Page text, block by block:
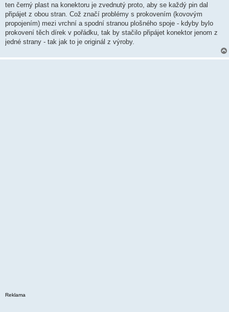
ten černý plast na konektoru je zvednutý proto, aby se každý pin dal
připájet z obou stran. Což značí problémy s prokovením (kovovým
propojením) mezi vrchní a spodní stranou plošného spoje - kdyby bylo
prokovení těch dírek v pořádku, tak by stačilo připájet konektor jenom z
jedné strany - tak jak to je originál z výroby.
Reklama